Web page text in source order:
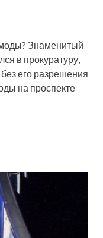
Знаменитый
в прокуратуру,
его разрешения
на проспекте